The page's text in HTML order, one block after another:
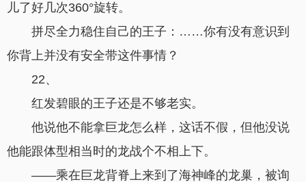
儿了好几次360°旋转。
拼尽全力稳住自己的王子：……你有没有意识到
你背上并没有安全带这件事情？
22、
红发碧眼的王子还是不够老实。
他说他不能拿巨龙怎么样，这话不假，但他没说
他能跟体型相当时的龙战个不相上下。
——乘在巨龙背脊上来到了海神峰的龙巢，被询